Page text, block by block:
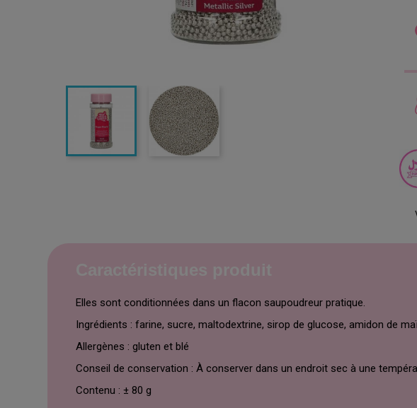
Elles sont conditionnées dans un flacon saupoudreur pratique.
Ingrédients : farine, sucre, maltodextrine, sirop de glucose, amidon de
Allergènes : gluten et blé
Conseil de conservation : À conserver dans un endroit sec à une
Contenu : ± 80 g